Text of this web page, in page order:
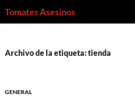
Tomates Asesinos
Archivo de la etiqueta: tienda
GENERAL